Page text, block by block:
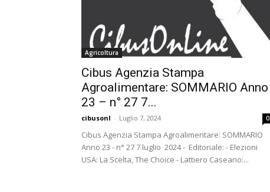
Agricoltura
Cibus Agenzia Stampa
Agroalimentare: SOMMARIO Anno
23 – n° 27 7...
cibusonl - Luglio 7, 2024 0
Cibus Agenzia Stampa Agroalimentare: SOMMARIO
Anno 23 - n° 27 7 luglio 2024 - Editoriale: - Elezioni
USA: La Scelta, The Choice - Lattiero Caseario:...